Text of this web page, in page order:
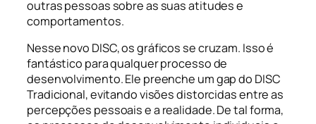
outras pessoas sobre as suas atitudes e
comportamentos.
Nesse novo DISC, os gráficos se cruzam. Isso é
fantástico para qualquer processo de
desenvolvimento. Ele preenche um gap do DISC
Tradicional, evitando visões distorcidas entre as
percepções pessoais e a realidade. De tal forma,